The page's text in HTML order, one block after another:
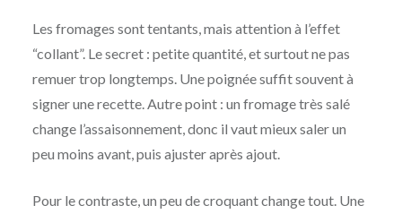
Les fromages sont tentants, mais attention à l’effet
“collant”. Le secret : petite quantité, et surtout ne pas
remuer trop longtemps. Une poignée suffit souvent à
signer une recette. Autre point : un fromage très salé
change l’assaisonnement, donc il vaut mieux saler un
peu moins avant, puis ajuster après ajout.
Pour le contraste, un peu de croquant change tout. Une